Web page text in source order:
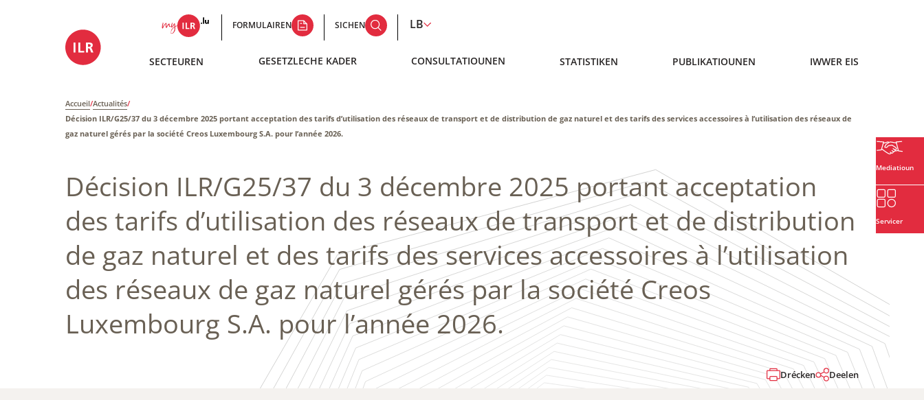
FORMULAIREN SICHEN LB
SECTEUREN GESETZLECHE KADER CONSULTATIOUNEN STATISTIKEN PUBLIKATIOUNEN IWWER EIS
Accueil/Actualités/
Décision ILR/G25/37 du 3 décembre 2025 portant acceptation des tarifs d’utilisation des réseaux de transport et de distribution de gaz naturel et des tarifs des services accessoires à l’utilisation des réseaux de
gaz naturel gérés par la société Creos Luxembourg S.A. pour l’année 2026.
Mediatioun
Servicer
Décision ILR/G25/37 du 3 décembre 2025 portant acceptation
des tarifs d’utilisation des réseaux de transport et de distribution
de gaz naturel et des tarifs des services accessoires à l’utilisation
des réseaux de gaz naturel gérés par la société Creos
Luxembourg S.A. pour l’année 2026.
Drécken Deelen